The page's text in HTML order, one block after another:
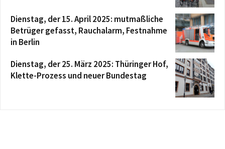
Dienstag, der 15. April 2025: mutmaßliche
Betrüger gefasst, Rauchalarm, Festnahme
in Berlin
Dienstag, der 25. März 2025: Thüringer Hof,
Klette-Prozess und neuer Bundestag